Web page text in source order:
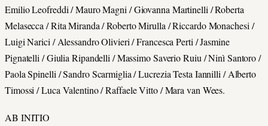
Emilio Leofreddi / Mauro Magni / Giovanna Martinelli / Roberta
Melasecca / Rita Miranda / Roberto Mirulla / Riccardo Monachesi /
Luigi Narici / Alessandro Olivieri / Francesca Perti / Jasmine
Pignatelli / Giulia Ripandelli / Massimo Saverio Ruiu / Ninì Santoro /
Paola Spinelli / Sandro Scarmiglia / Lucrezia Testa Iannilli / Alberto
Timossi / Luca Valentino / Raffaele Vitto / Mara van Wees.
AB INITIO